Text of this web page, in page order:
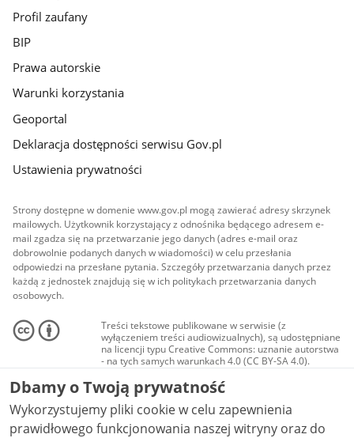
Profil zaufany
BIP
Prawa autorskie
Warunki korzystania
Geoportal
Deklaracja dostępności serwisu Gov.pl
Ustawienia prywatności
Strony dostępne w domenie www.gov.pl mogą zawierać adresy skrzynek
mailowych. Użytkownik korzystający z odnośnika będącego adresem e-
mail zgadza się na przetwarzanie jego danych (adres e-mail oraz
dobrowolnie podanych danych w wiadomości) w celu przesłania
odpowiedzi na przesłane pytania. Szczegóły przetwarzania danych przez
każdą z jednostek znajdują się w ich politykach przetwarzania danych
osobowych.
Treści tekstowe publikowane w serwisie (z
wyłączeniem treści audiowizualnych), są udostępniane
na licencji typu Creative Commons: uznanie autorstwa
- na tych samych warunkach 4.0 (CC BY-SA 4.0).
Materiały audiowizualne, w tym zdjęcia, materiały
audio i wideo, są udostępniane na licencji typu
Creative Commons: uznanie autorstwa użycie
niekomercyjne - bez utworów zależnych 4.0 (CC BY-
NC-ND 4.0), o ile nie jest to stwierdzone inaczej.
Dbamy o Twoją prywatność
Wykorzystujemy pliki cookie w celu zapewnienia
prawidłowego funkcjonowania naszej witryny oraz do